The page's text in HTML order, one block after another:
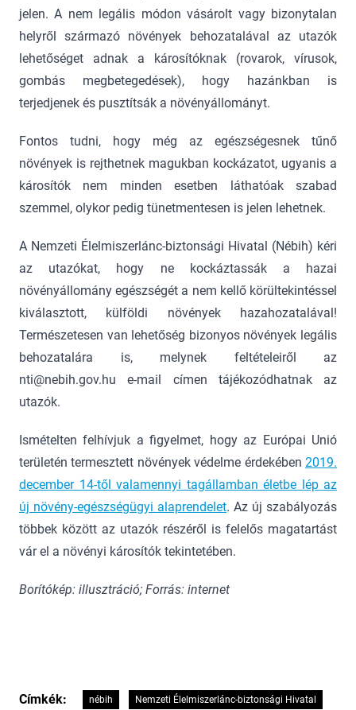
jelen. A nem legális módon vásárolt vagy bizonytalan
helyről származó növények behozatalával az utazók
lehetőséget adnak a károsítóknak (rovarok, vírusok,
gombás megbetegedések), hogy hazánkban is
terjedjenek és pusztítsák a növényállományt.
Fontos tudni, hogy még az egészségesnek tűnő
növények is rejthetnek magukban kockázatot, ugyanis a
károsítók nem minden esetben láthatóak szabad
szemmel, olykor pedig tünetmentesen is jelen lehetnek.
A Nemzeti Élelmiszerlánc-biztonsági Hivatal (Nébih) kéri
az utazókat, hogy ne kockáztassák a hazai
növényállomány egészségét a nem kellő körültekintéssel
kiválasztott, külföldi növények hazahozatalával!
Természetesen van lehetőség bizonyos növények legális
behozatalára is, melynek feltételeiről az
nti@nebih.gov.hu e-mail címen tájékozódhatnak az
utazók.
Ismételten felhívjuk a figyelmet, hogy az Európai Unió
területén termesztett növények védelme érdekében 2019.
december 14-től valamennyi tagállamban életbe lép az
új növény-egészségügyi alaprendelet. Az új szabályozás
többek között az utazók részéről is felelős magatartást
vár el a növényi károsítók tekintetében.
Borítókép: illusztráció; Forrás: internet
Címkék: nébih Nemzeti Élelmiszerlánc-biztonsági Hivatal